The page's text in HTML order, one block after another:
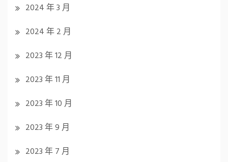
2024 年 3 月
2024 年 2 月
2023 年 12 月
2023 年 11 月
2023 年 10 月
2023 年 9 月
2023 年 7 月